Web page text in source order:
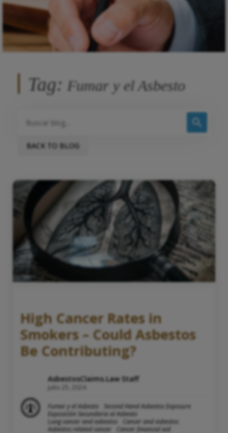
Tag: Fumar y el Asbesto
BACK TO BLOG
High Cancer Rates in
Smokers – Could Asbestos
Be Contributing?
AsbestosClaims.Law Staff
julio 25, 2024
Fumar y el Asbesto
Second Hand Asbestos Exposure
Exposición Secundaria al Asbesto
Lung cancer and asbestos
Cancer and asbestos
Asbestos related cancer
Cancer financial aid